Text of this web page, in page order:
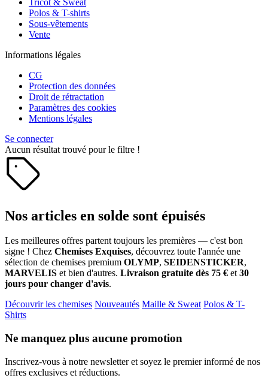
Polos & T-shirts
Sous-vêtements
Vente
Informations légales
CG
Protection des données
Droit de rétractation
Paramètres des cookies
Mentions légales
Se connecter
Aucun résultat trouvé pour le filtre !
Nos articles en solde sont épuisés
Les meilleures offres partent toujours les premières — c'est bon
signe ! Chez Chemises Exquises, découvrez toute l'année une
sélection de chemises premium OLYMP, SEIDENSTICKER,
MARVELIS et bien d'autres. Livraison gratuite dès 75 € et30
jours pour changer d'avis.
Découvrir les chemises Nouveautés Maille & Sweat Polos & T-
Shirts
Ne manquez plus aucune promotion
Inscrivez-vous à notre newsletter et soyez le premier informé de nos
offres exclusives et réductions.